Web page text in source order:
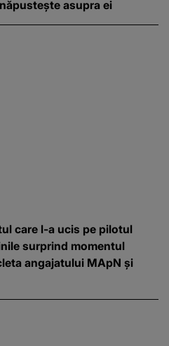
asupra ei
care l-a ucis pe pilotul
surprind momentul
angajatului MApN și